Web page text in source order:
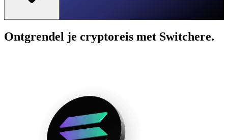
Ontgrendel je cryptoreis met Switchere.